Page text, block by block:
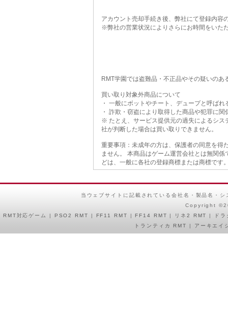
アカウント売却手続き後、弊社にて登録内容
※弊社の営業状況によりさらにお時間をいた
RMT学園では盗難品・不正品やその疑いのあ
買い取り対象外商品について
・ 一般にボットやチート、デュープと呼ば
・ 詐欺・窃盗により取得した商品や犯罪に関
※ たとえ、サービス提供元の過失によるシス
社が判断した場合は買い取りできません。
重要事項：未成年の方は、保護者の同意を得
ません。 本商品はゲーム運営会社とは無関
どは、一般に各社の登録商標または商標です
当ウェブサイトに記載されている会社名・製品名・
Copyright
RMT対応ゲーム | PSO2 RMT | FF11 RMT |FF14 RMT | リネ2 RMT |
ド
トランティカ RMT
| アーキエイ